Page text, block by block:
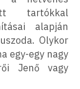
tartókkal
alapján
Olykor
egy-egy nagy
Jenő vagy